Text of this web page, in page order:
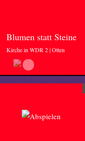
Blumen statt Steine
Kirche in WDR 2 | Otten